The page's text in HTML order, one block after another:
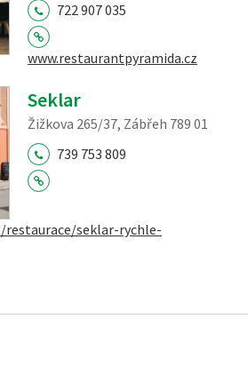
722 907 035
www.restaurantpyramida.cz
Seklar
Žižkova 265/37, Zábřeh 789 01
739 753 809
restaurace/seklar-rychle-